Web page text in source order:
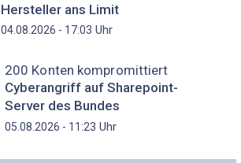
Hersteller ans Limit
04.08.2026 - 17:03 Uhr
200 Konten kompromittiert
Cyberangriff auf Sharepoint-
Server des Bundes
05.08.2026 - 11:23 Uhr